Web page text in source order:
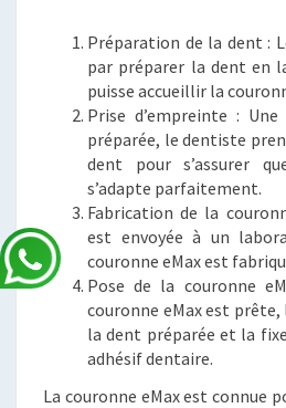
Préparation de la dent :
par préparer la dent en
puisse accueillir la
Prise d’empreinte :
préparée, le dentiste
dent pour s’assurer
s’adapte parfaitement.
Fabrication de la
est envoyée à un
couronne eMax est
Pose de la couronne
couronne eMax est
la dent préparée et la fixe
adhésif dentaire.
La couronne eMax est connue